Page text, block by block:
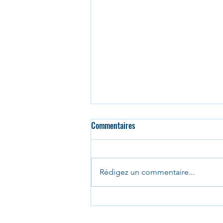
Soirée de la voie professionnelle
Commentaires
Rédigez un commentaire...